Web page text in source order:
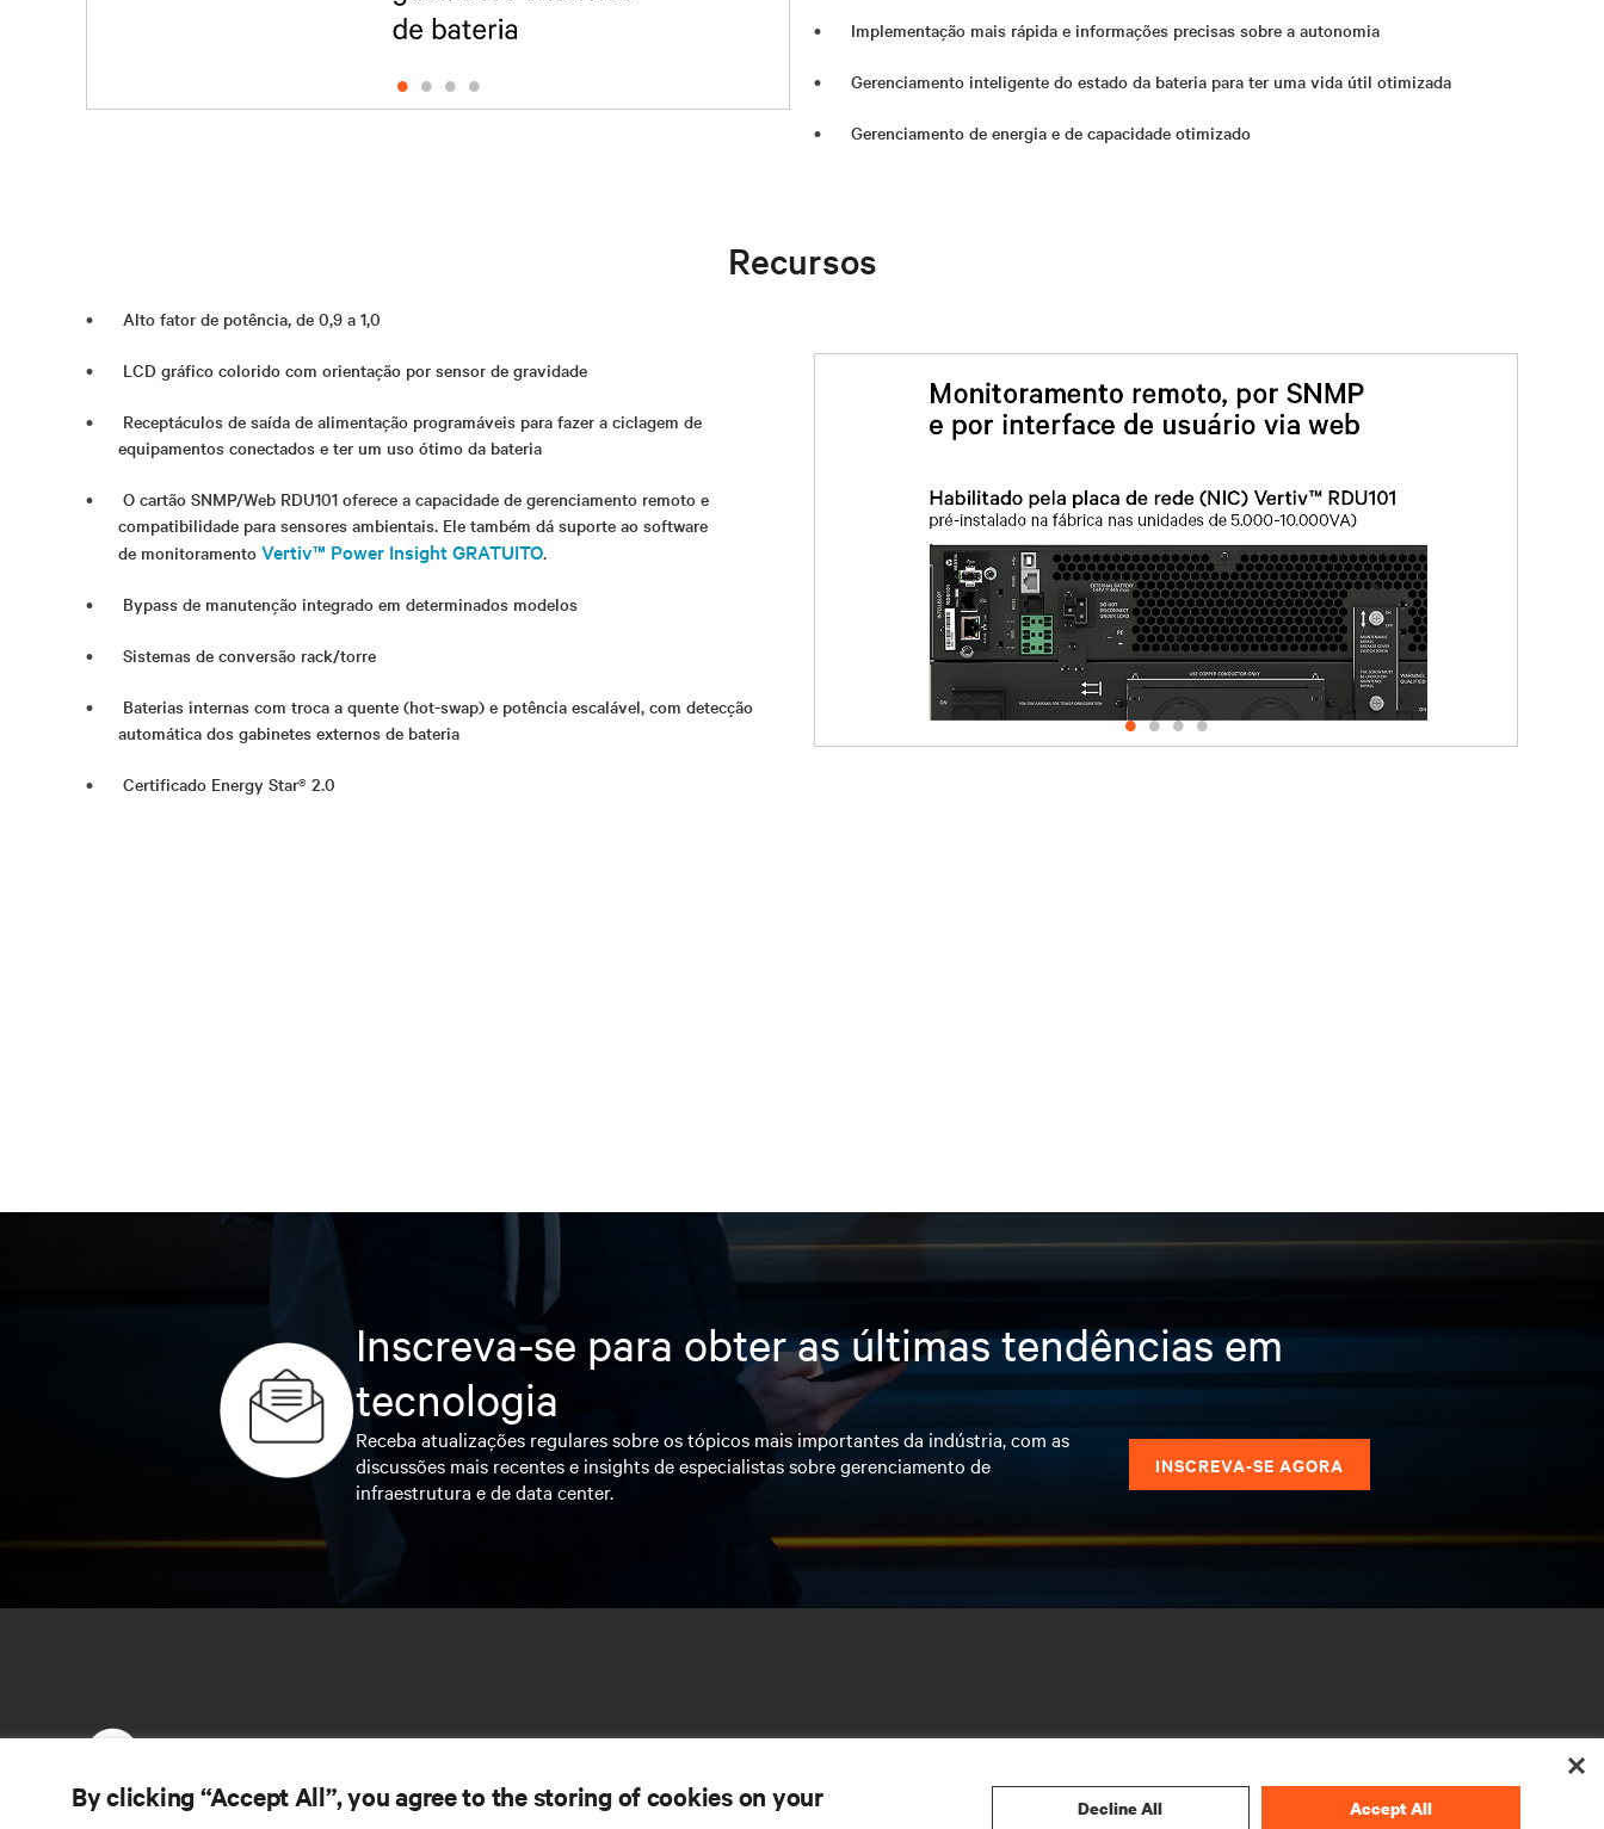
Implementação mais rápida e informações precisas sobre a autonomia
Gerenciamento inteligente do estado da bateria para ter uma vida útil otimizada
Gerenciamento de energia e de capacidade otimizado
Recursos
Alto fator de potência, de 0,9 a 1,0
LCD gráfico colorido com orientação por sensor de gravidade
Receptáculos de saída de alimentação programáveis para fazer a ciclagem de
equipamentos conectados e ter um uso ótimo da bateria
O cartão SNMP/Web RDU101 oferece a capacidade de gerenciamento remoto e
compatibilidade para sensores ambientais. Ele também dá suporte ao software
de monitoramento Vertiv™ Power Insight GRATUITO.
Bypass de manutenção integrado em determinados modelos
Sistemas de conversão rack/torre
Baterias internas com troca a quente (hot-swap) e potência escalável, com detecção
automática dos gabinetes externos de bateria
Certificado Energy Star® 2.0
Inscreva-se para obter as últimas tendências em
tecnologia
Receba atualizações regulares sobre os tópicos mais importantes da indústria, com as
discussões mais recentes e insights de especialistas sobre gerenciamento de
infraestrutura e de data center.
INSCREVA-SE AGORA
By clicking “Accept All”, you agree to the storing of cookies on your
Decline All Accept All